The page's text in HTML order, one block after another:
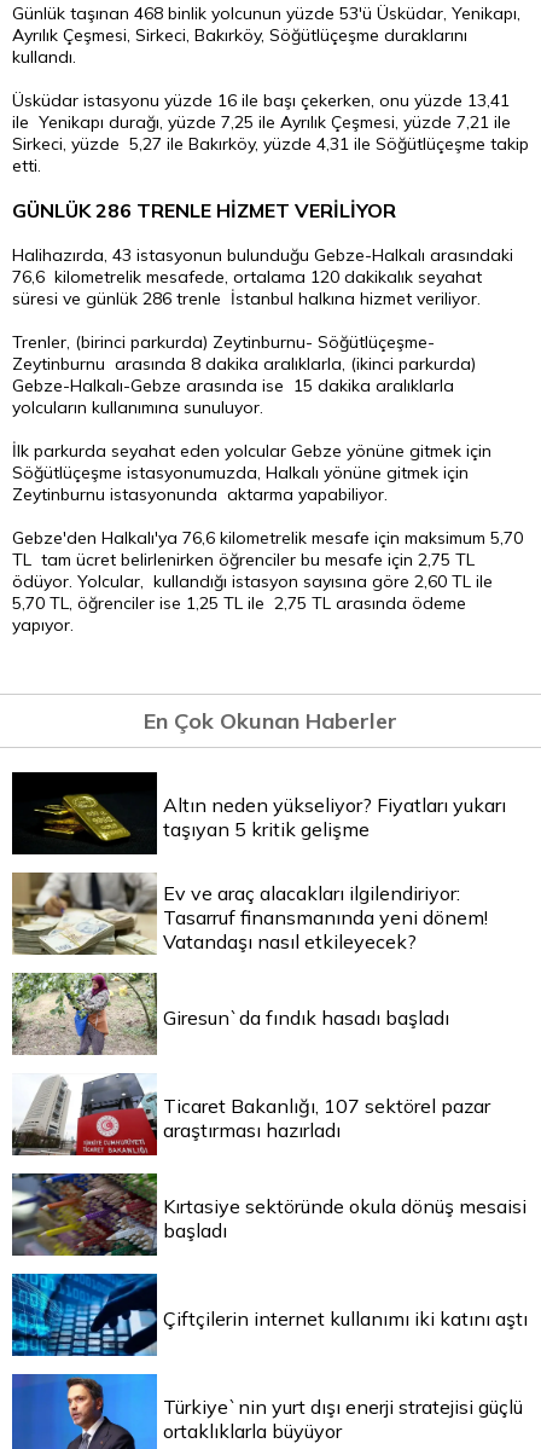
Günlük taşınan 468 binlik yolcunun yüzde 53'ü Üsküdar, Yenikapı,
Ayrılık Çeşmesi, Sirkeci, Bakırköy, Söğütlüçeşme duraklarını
kullandı.
Üsküdar istasyonu yüzde 16 ile başı çekerken, onu yüzde 13,41
ile Yenikapı durağı, yüzde 7,25 ile Ayrılık Çeşmesi, yüzde 7,21 ile
Sirkeci, yüzde 5,27 ile Bakırköy, yüzde 4,31 ile Söğütlüçeşme takip
etti.
GÜNLÜK 286 TRENLE HİZMET VERİLİYOR
Halihazırda, 43 istasyonun bulunduğu Gebze-Halkalı arasındaki
76,6 kilometrelik mesafede, ortalama 120 dakikalık seyahat
süresi ve günlük 286 trenle İstanbul halkına hizmet veriliyor.
Trenler, (birinci parkurda) Zeytinburnu- Söğütlüçeşme-
Zeytinburnu arasında 8 dakika aralıklarla, (ikinci parkurda)
Gebze-Halkalı-Gebze arasında ise 15 dakika aralıklarla
yolcuların kullanımına sunuluyor.
İlk parkurda seyahat eden yolcular Gebze yönüne gitmek için
Söğütlüçeşme istasyonumuzda, Halkalı yönüne gitmek için
Zeytinburnu istasyonunda aktarma yapabiliyor.
Gebze'den Halkalı'ya 76,6 kilometrelik mesafe için maksimum 5,70
TL tam ücret belirlenirken öğrenciler bu mesafe için 2,75 TL
ödüyor. Yolcular, kullandığı istasyon sayısına göre 2,60 TL ile
5,70 TL, öğrenciler ise 1,25 TL ile 2,75 TL arasında ödeme
yapıyor.
En Çok Okunan Haberler
Altın neden yükseliyor? Fiyatları yukarı
taşıyan 5 kritik gelişme
Ev ve araç alacakları ilgilendiriyor:
Tasarruf finansmanında yeni dönem!
Vatandaşı nasıl etkileyecek?
Giresun`da fındık hasadı başladı
Ticaret Bakanlığı, 107 sektörel pazar
araştırması hazırladı
Kırtasiye sektöründe okula dönüş mesaisi
başladı
Çiftçilerin internet kullanımı iki katını aştı
Türkiye`nin yurt dışı enerji stratejisi güçlü
ortaklıklarla büyüyor